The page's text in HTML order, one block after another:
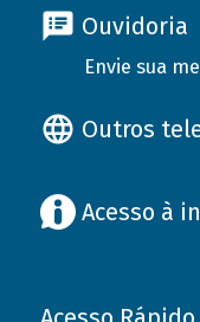
Ouvidoria
Envie sua
Outros
Acesso à